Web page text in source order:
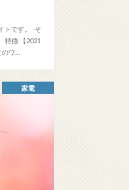
トです。 そ
特徴 【2021
ワ…
家電